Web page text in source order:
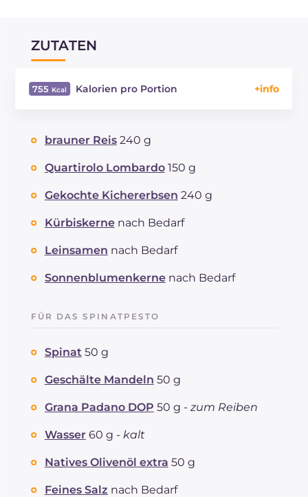
ZUTATEN
755 Kalorien pro Portion
davon Zucker
REZEPTLESEN
davon gesättigte Fettsäuren
Ballaststoffe
Natrium
brauner Reis 240 g
Quartirolo Lombardo 150 g
Gekochte Kichererbsen 240 g
Kürbiskerne nach Bedarf
Leinsamen nach Bedarf
Sonnenblumenkerne nach Bedarf
FÜR DAS SPINATPESTO
Spinat 50 g
Geschälte Mandeln 50 g
Grana Padano DOP 50 g - zum Reiben
Wasser 60 g - kalt
Natives Olivenöl extra 50 g
Feines Salz nach Bedarf